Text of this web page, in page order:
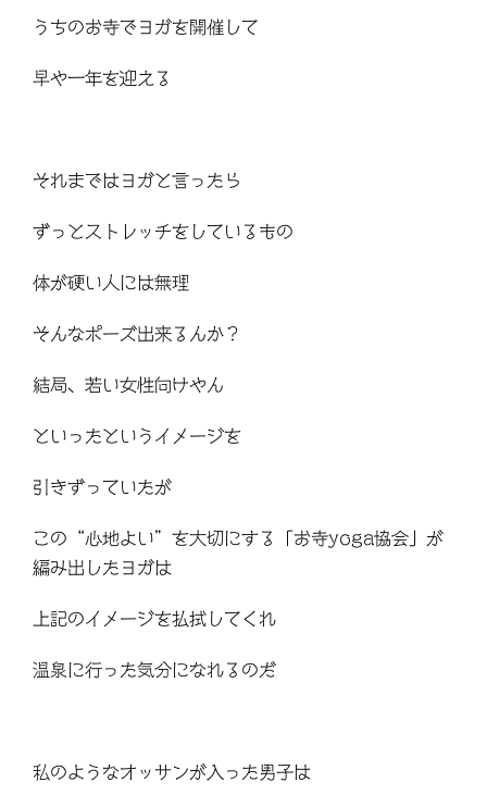
うちのお寺でヨガを開催して
早や一年を迎える
それまではヨガと言ったら
ずっとストレッチをしているもの
体が硬い人には無理
そんなポーズ出来るんか？
結局、若い女性向けやん
といったというイメージを
引きずっていたが
この“心地よい”を大切にする「お寺yoga協会」が
編み出したヨガは
上記のイメージを払拭してくれ
温泉に行った気分になれるのだ
私のようなオッサンが入った男子は